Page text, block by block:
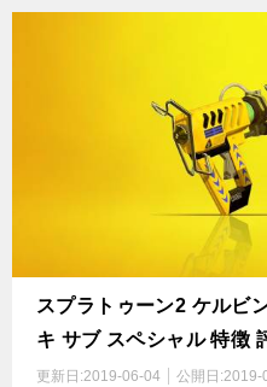
スプラトゥーン2 ケルビ
キ サブ スペシャル 特徴
更新日:2019-06-04 公開日:2019-